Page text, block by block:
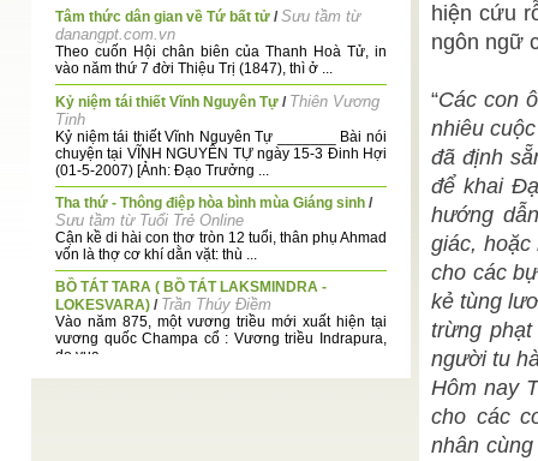
Tâm thức dân gian về Tứ bất tử /Sưu tầm từ
danangpt.com.vn
Theo cuốn Hội chân biên của Thanh Hoà Tử, in
vào năm thứ 7 đời Thiệu Trị (1847), thì ở ...
Kỷ niệm tái thiết Vĩnh Nguyên Tự / Thiên Vương
Tinh
Kỷ niệm tái thiết Vĩnh Nguyên Tự _______ Bài nói
chuyện tại VĨNH NGUYÊN TỰ ngày 15-3 Đinh Hợi
(01-5-2007) [Ảnh: Đạo Trưởng ...
Tha thứ - Thông điệp hòa bình mùa Giáng sinh /
Sưu tầm từ Tuổi Trẻ Online
Cận kề di hài con thơ tròn 12 tuổi, thân phụ Ahmad
vốn là thợ cơ khí dằn vặt: thù ...
BỒ TÁT TARA ( BỒ TÁT LAKSMINDRA -
LOKESVARA) / Trần Thúy Điềm
Vào năm 875, một vương triều mới xuất hiện tại
vương quốc Champa cổ : Vương triều Indrapura,
do vua ...
hiện cứu
ngôn ngữ
“Các con
nhiêu
đã định
để khai
hướng
giác,
cho các
kẻ tùng
trừng
người tu
Hôm nay
cho các
nhân